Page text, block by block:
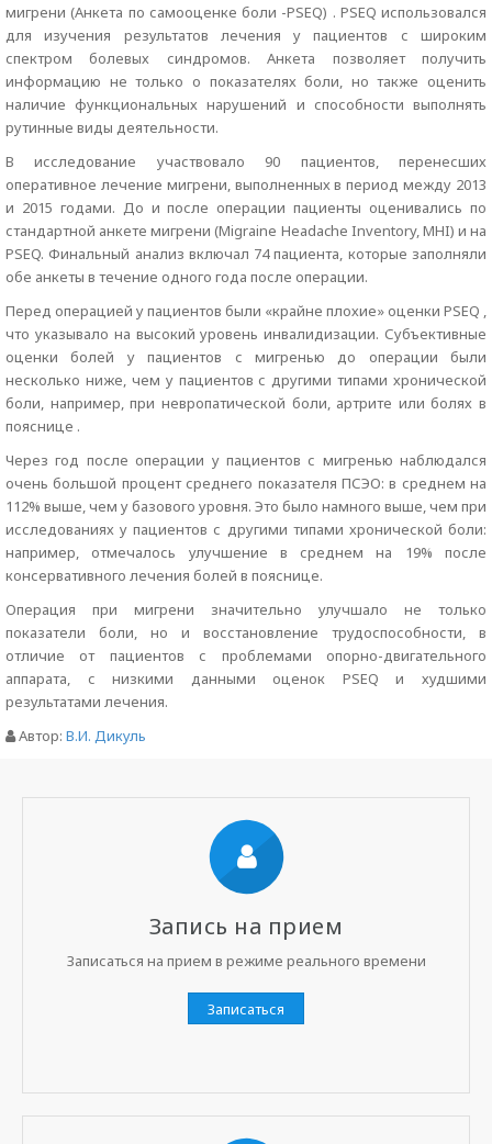
мигрени (Анкета по самооценке боли -PSEQ) . PSEQ использовался
для изучения результатов лечения у пациентов с широким
спектром болевых синдромов. Анкета позволяет получить
информацию не только о показателях боли, но также оценить
наличие функциональных нарушений и способности выполнять
рутинные виды деятельности.
В исследование участвовало 90 пациентов, перенесших
оперативное лечение мигрени, выполненных в период между 2013
и 2015 годами. До и после операции пациенты оценивались по
стандартной анкете мигрени (Migraine Headache Inventory, MHI) и на
PSEQ. Финальный анализ включал 74 пациента, которые заполняли
обе анкеты в течение одного года после операции.
Перед операцией у пациентов были «крайне плохие» оценки PSEQ ,
что указывало на высокий уровень инвалидизации. Субъективные
оценки болей у пациентов с мигренью до операции были
несколько ниже, чем у пациентов с другими типами хронической
боли, например, при невропатической боли, артрите или болях в
пояснице .
Через год после операции у пациентов с мигренью наблюдался
очень большой процент среднего показателя ПСЭО: в среднем на
112% выше, чем у базового уровня. Это было намного выше, чем при
исследованиях у пациентов с другими типами хронической боли:
например, отмечалось улучшение в среднем на 19% после
консервативного лечения болей в пояснице.
Операция при мигрени значительно улучшало не только
показатели боли, но и восстановление трудоспособности, в
отличие от пациентов с проблемами опорно-двигательного
аппарата, с низкими данными оценок PSEQ и худшими
результатами лечения.
Автор: В.И. Дикуль
Запись на прием
Записаться на прием в режиме реального времени
Записаться